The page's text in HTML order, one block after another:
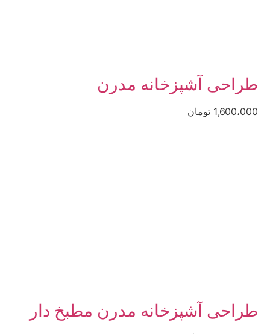
طراحی آشپزخانه مدرن
1,600،000 تومان
طراحی آشپزخانه مدرن مطبخ دار